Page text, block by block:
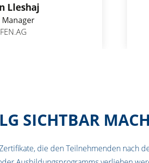
Lleshaj
SICHTBAR
die den Teilnehmenden nach